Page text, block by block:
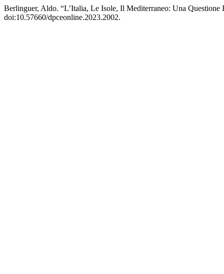
Berlinguer, Aldo. “L’Italia, Le Isole, Il Mediterraneo: Una Questione
doi:10.57660/dpceonline.2023.2002.